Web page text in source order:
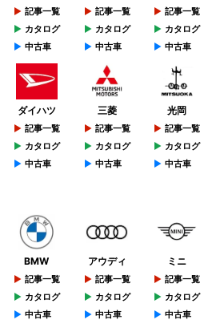
記事一覧
カタログ
中古車
記事一覧
カタログ
中古車
記事一覧
カタログ
中古車
ダイハツ
記事一覧
カタログ
中古車
三菱
記事一覧
カタログ
中古車
光岡
記事一覧
カタログ
中古車
BMW
記事一覧
カタログ
中古車
アウディ
記事一覧
カタログ
中古車
ミニ
記事一覧
カタログ
中古車